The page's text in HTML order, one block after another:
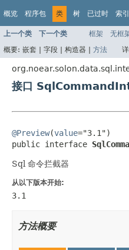
概览 程序包 类 树 已过时 索引
上一个类 下一个类 框架 无框
概要: 嵌套 | 字段 | 构造器 | 方法
接口
@Preview(value="3.1")
public interface
Sql 命令拦截器
从以下版本开始:
3.1
方法概要